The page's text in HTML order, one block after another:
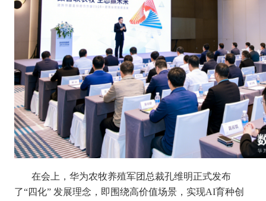
在会上，华为农牧养殖军团总裁孔维明正式发布
了“四化” 发展理念，即围绕高价值场景，实现AI育种创